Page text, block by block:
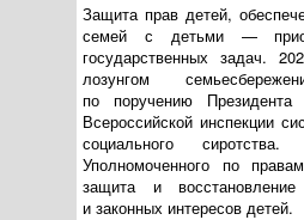
Защита прав детей,
семей с детьми —
государственных задач.
лозунгом
по поручению
Всероссийской инспекции
социального
Уполномоченного по
защита и
и законных интересов детей.